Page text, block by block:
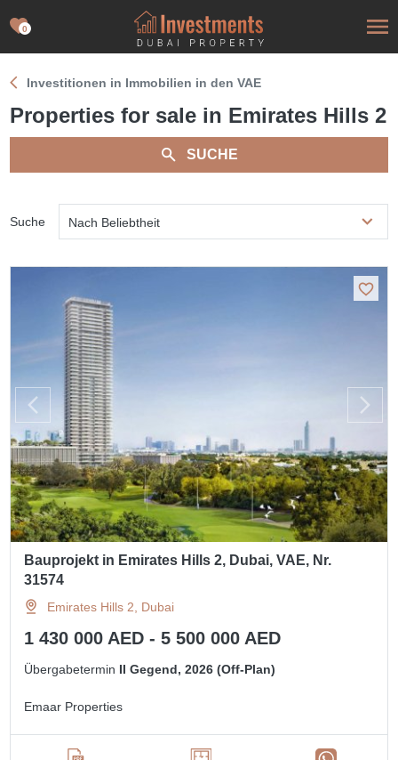
0
Investitionen in Immobilien in den VAE
Properties for sale in Emirates Hills 2
SUCHE
Suche Nach Beliebtheit
Bauprojekt in Emirates Hills 2, Dubai, VAE, Nr.
31574
Emirates Hills 2, Dubai
1 430 000 AED - 5 500 000 AED
Übergabetermin II Gegend, 2026 (Off-Plan)
Emaar Properties